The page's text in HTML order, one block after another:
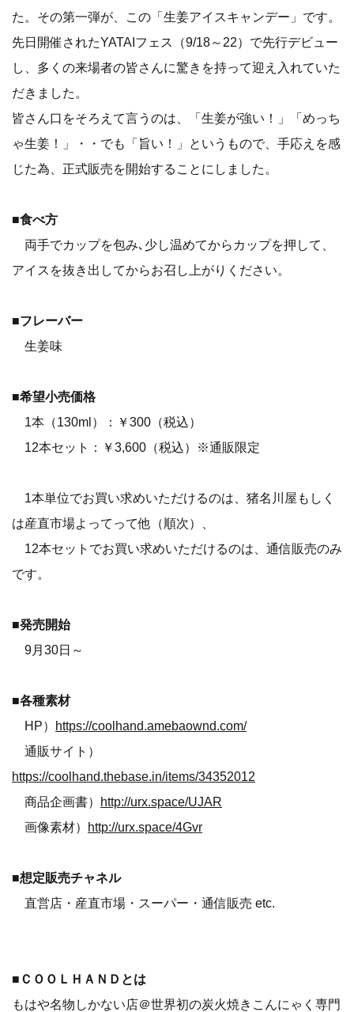
た。その第一弾が、この「生姜アイスキャンデー」です。
先日開催されたYATAIフェス（9/18～22）で先行デビュー
し、多くの来場者の皆さんに驚きを持って迎え入れていた
だきました。
皆さん口をそろえて言うのは、「生姜が強い！」「めっち
ゃ生姜！」・・でも「旨い！」というもので、手応えを感
じた為、正式販売を開始することにしました。
■食べ方
両手でカップを包み､少し温めてからカップを押して、
アイスを抜き出してからお召し上がりください。
■フレーバー
生姜味
■希望小売価格
1本（130ml）：￥300（税込）
12本セット：￥3,600（税込）※通販限定
1本単位でお買い求めいただけるのは、猪名川屋もしく
は産直市場よってって他（順次）、
12本セットでお買い求めいただけるのは、通信販売のみ
です。
■発売開始
9月30日～
■各種素材
HP）
https://coolhand.amebaownd.com/
通販サイト）
https://coolhand.thebase.in/items/34352012
商品企画書）
http://urx.space/UJAR
画像素材）
http://urx.space/4Gvr
■想定販売チャネル
直営店・産直市場・スーパー・通信販売 etc.
■ ＣＯＯＬＨＡＮＤとは
もはや名物しかない店＠世界初の炭火焼きこんにゃく専門